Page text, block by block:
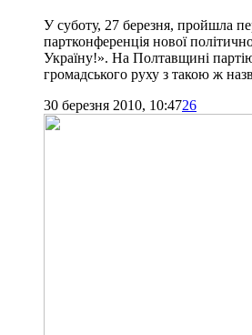
У суботу, 27 березня, пройшла
партконференція нової
Україну!». На Полтавщині
громадського руху з такою ж
30 березня 2010, 10:4726